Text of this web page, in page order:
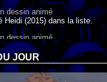
dessin animé
Heidi (2015) dans la liste.
dessin animé
Heidi (1995) dans la liste.
dessin animé
Genki l'Aventurier de la
JOUR